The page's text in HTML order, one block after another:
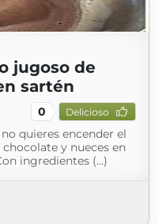
jugoso de
sartén
0 Delicioso
quieres encender el
y nueces en
ingredientes (...)